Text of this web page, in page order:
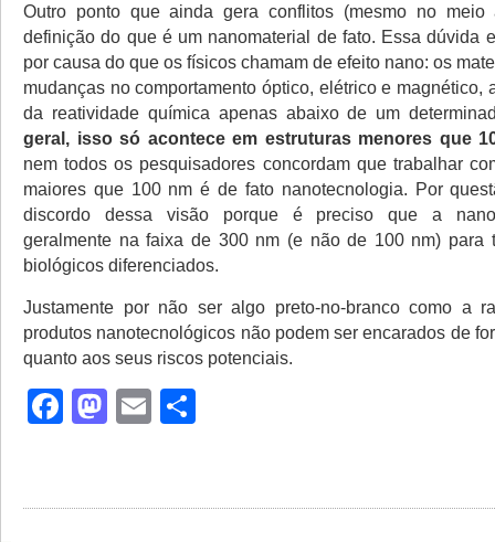
Outro ponto que ainda gera conflitos (mesmo no meio
definição do que é um nanomaterial de fato. Essa dúvida
por causa do que os físicos chamam de efeito nano: os
mudanças no comportamento óptico, elétrico e magnético,
da reatividade química apenas abaixo de um
geral, isso só acontece em estruturas menores que
nem todos os pesquisadores concordam que trabalhar
maiores que 100 nm é de fato nanotecnologia. Por
discordo dessa visão porque é preciso que a
geralmente na faixa de 300 nm (e não de 100 nm) para
biológicos diferenciados.
Justamente por não ser algo preto-no-branco como a
produtos nanotecnológicos não podem ser encarados de
quanto aos seus riscos potenciais.
Facebook
Mastodon
Email